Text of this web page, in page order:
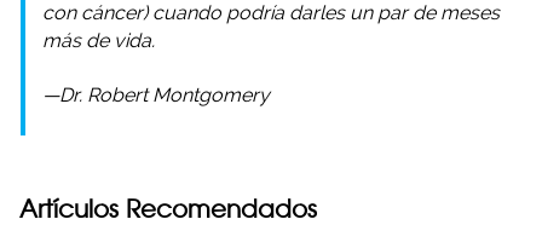
con cáncer) cuando podría darles un par de meses
más de vida.
—Dr. Robert Montgomery
Artículos Recomendados